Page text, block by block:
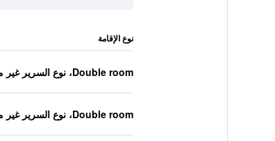
نوع الإقامة
Double room، نوع السرير غير معروف
Double room، نوع السرير غير معروف